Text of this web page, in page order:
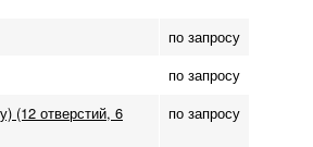
по запросу
по запросу
(12 отверстий, 6
по запросу